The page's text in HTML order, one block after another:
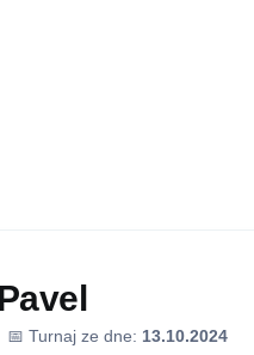
Turnaj ze dne: 13.10.2024